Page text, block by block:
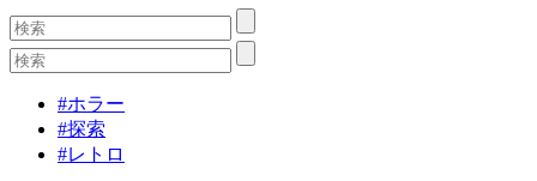
#ホラー
#探索
#レトロ